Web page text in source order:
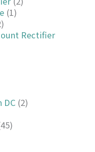
(1)
Rectifier
DC (2)